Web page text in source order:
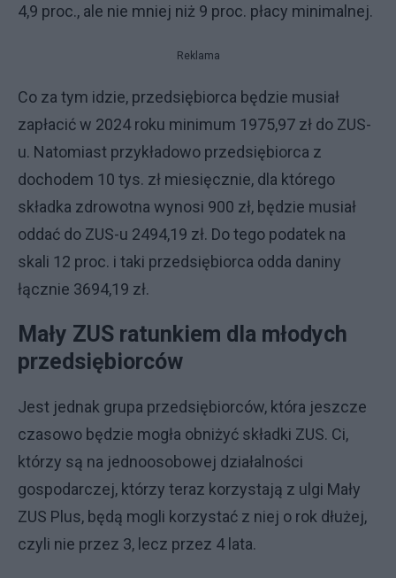
4,9 proc., ale nie mniej niż 9 proc. płacy minimalnej.
Reklama
Co za tym idzie, przedsiębiorca będzie musiał
zapłacić w 2024 roku minimum 1975,97 zł do ZUS-
u. Natomiast przykładowo przedsiębiorca z
dochodem 10 tys. zł miesięcznie, dla którego
składka zdrowotna wynosi 900 zł, będzie musiał
oddać do ZUS-u 2494,19 zł. Do tego podatek na
skali 12 proc. i taki przedsiębiorca odda daniny
łącznie 3694,19 zł.
Mały ZUS ratunkiem dla młodych
przedsiębiorców
Jest jednak grupa przedsiębiorców, która jeszcze
czasowo będzie mogła obniżyć składki ZUS. Ci,
którzy są na jednoosobowej działalności
gospodarczej, którzy teraz korzystają z ulgi Mały
ZUS Plus, będą mogli korzystać z niej o rok dłużej,
czyli nie przez 3, lecz przez 4 lata.